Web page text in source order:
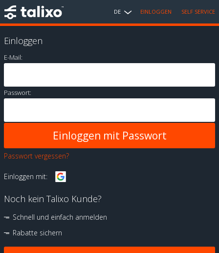
DE EINLOGGEN SELF SERVICE
Einloggen
E-Mail:
Passwort:
Passwort vergessen?
Einloggen mit:
Noch kein Talixo Kunde?
Schnell und einfach anmelden
Rabatte sichern